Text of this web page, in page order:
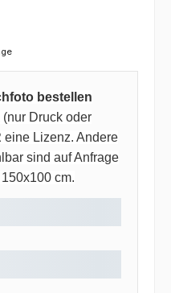
bestellen
Druck oder
eine Lizenz. Andere
sind auf Anfrage
cm.